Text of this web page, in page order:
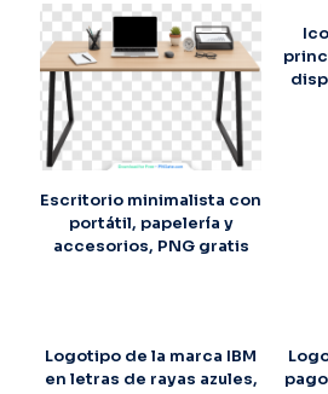
Escritorio minimalista con
portátil, papelería y
accesorios, PNG gratis
Logotipo de la marca IBM
en letras de rayas azules,